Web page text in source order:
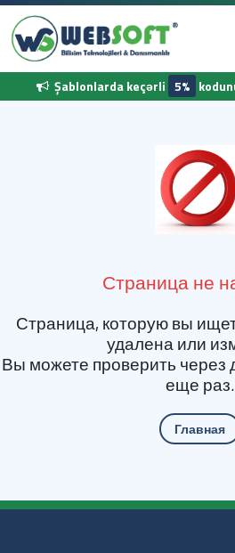
Şablonlarda keçərli 5%
Страница не
Страница, которую вы
удалена или
Вы можете проверить
еще раз.
Главная
Hazır Proqram
Diğer Hizmetler
Korporativ Məlumatlarımız